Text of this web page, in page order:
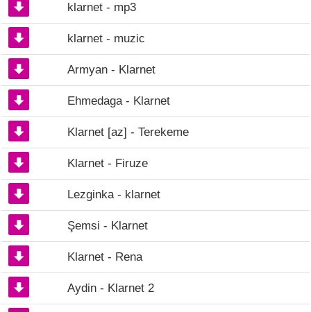
klarnet - mp3
klarnet - muzic
Armyan - Klarnet
Ehmedaga - Klarnet
Klarnet [az] - Terekeme
Klarnet - Firuze
Lezginka - klarnet
Şemsi - Klarnet
Klarnet - Rena
Aydin - Klarnet 2